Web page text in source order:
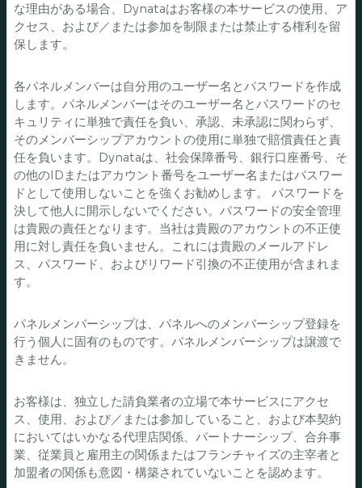
な理由がある場合、Dynataはお客様の本サービスの使用、ア
クセス、および／または参加を制限または禁止する権利を留
保します。
各パネルメンバーは自分用のユーザー名とパスワードを作成
します。パネルメンバーはそのユーザー名とパスワードのセ
キュリティに単独で責任を負い、承認、未承認に関わらず、
そのメンバーシップアカウントの使用に単独で賠償責任と責
任を負います。Dynataは、社会保障番号、銀行口座番号、そ
の他のIDまたはアカウント番号をユーザー名またはパスワー
ドとして使用しないことを強くお勧めします。 パスワードを
決して他人に開示しないでください。パスワードの安全管理
は貴殿の責任となります。当社は貴殿のアカウントの不正使
用に対し責任を負いません。これには貴殿のメールアドレ
ス、パスワード、およびリワード引換の不正使用が含まれま
す。
パネルメンバーシップは、パネルへのメンバーシップ登録を
行う個人に固有のものです。パネルメンバーシップは譲渡で
きません。
お客様は、独立した請負業者の立場で本サービスにアクセ
ス、使用、および／または参加していること、および本契約
においてはいかなる代理店関係、パートナーシップ、合弁事
業、従業員と雇用主の関係またはフランチャイズの主宰者と
加盟者の関係も意図・構築されていないことを認めます。